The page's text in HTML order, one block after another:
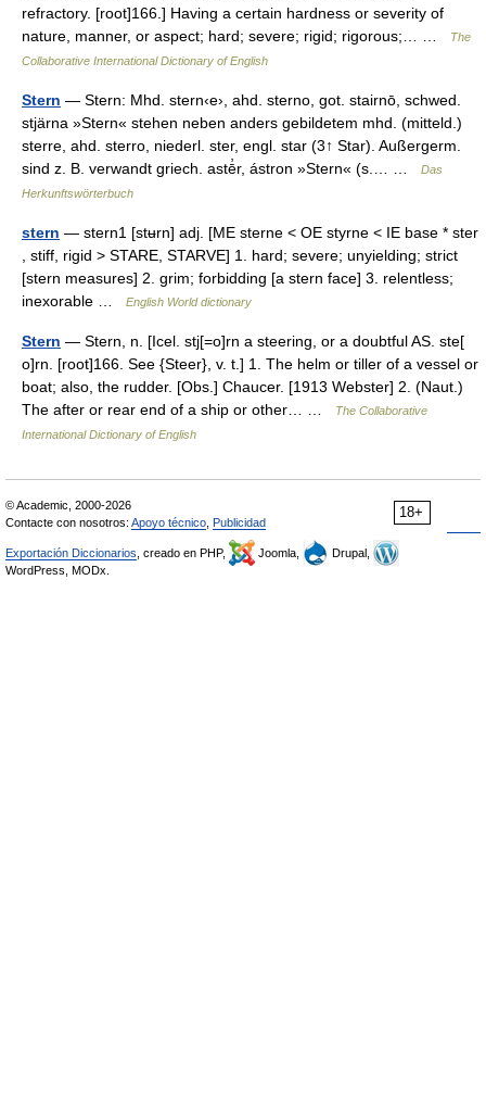
refractory. [root]166.] Having a certain hardness or severity of
nature, manner, or aspect; hard; severe; rigid; rigorous;… …
The
Collaborative International Dictionary of English
Stern — Stern: Mhd. stern‹e›, ahd. sterno, got. stairnō, schwed.
stjärna »Stern« stehen neben anders gebildetem mhd. (mitteld.)
sterre, ahd. sterro, niederl. ster, engl. star (3↑ Star). Außergerm.
sind z. B. verwandt griech. astē̓r, ástron »Stern« (s.… …
Das
Herkunftswörterbuch
stern — stern1 [stʉrn] adj. [ME sterne < OE styrne < IE base * ster
, stiff, rigid > STARE, STARVE] 1. hard; severe; unyielding; strict
[stern measures] 2. grim; forbidding [a stern face] 3. relentless;
inexorable …
English World dictionary
Stern — Stern, n. [Icel. stj[=o]rn a steering, or a doubtful AS. ste[
o]rn. [root]166. See {Steer}, v. t.] 1. The helm or tiller of a vessel or
boat; also, the rudder. [Obs.] Chaucer. [1913 Webster] 2. (Naut.)
The after or rear end of a ship or other… …
The Collaborative
International Dictionary of English
18+
© Academic, 2000-2026
Contacte con nosotros: Apoyo técnico Publicidad
Exportación Diccionarios , creado en PHP, Joomla,
Drupal,
WordPress, MODx.